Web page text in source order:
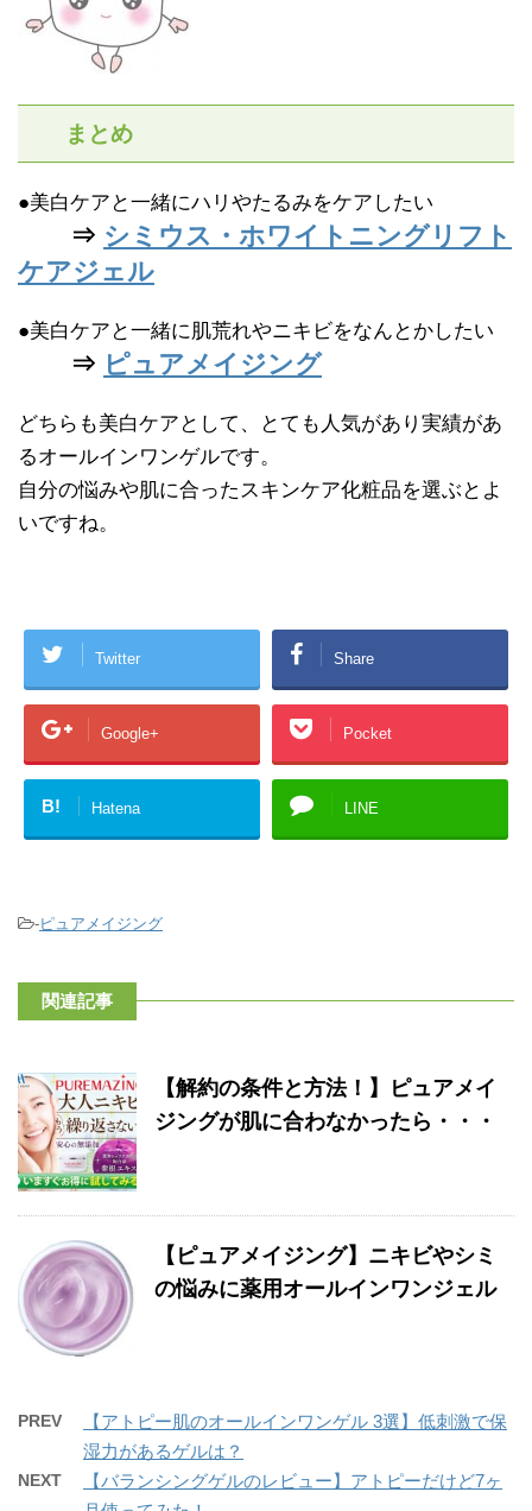
まとめ
●美白ケアと一緒にハリやたるみをケアしたい
⇒ シミウス・ホワイトニングリフト
ケアジェル
●美白ケアと一緒に肌荒れやニキビをなんとかしたい
⇒ ピュアメイジング
どちらも美白ケアとして、とても人気があり実績があ
るオールインワンゲルです。
自分の悩みや肌に合ったスキンケア化粧品を選ぶとよ
いですね。
Twitter Share
Google+ Pocket
B! Hatena LINE
-ピュアメイジング
関連記事
【解約の条件と方法！】ピュアメイ
ジングが肌に合わなかったら・・・
【ピュアメイジング】ニキビやシミ
の悩みに薬用オールインワンジェル
PREV
【アトピー肌のオールインワンゲル 3選】低刺激で保
湿力があるゲルは？
NEXT
【バランシングゲルのレビュー】アトピーだけど7ヶ